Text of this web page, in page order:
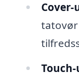
Cover-
tatovør
Touch-